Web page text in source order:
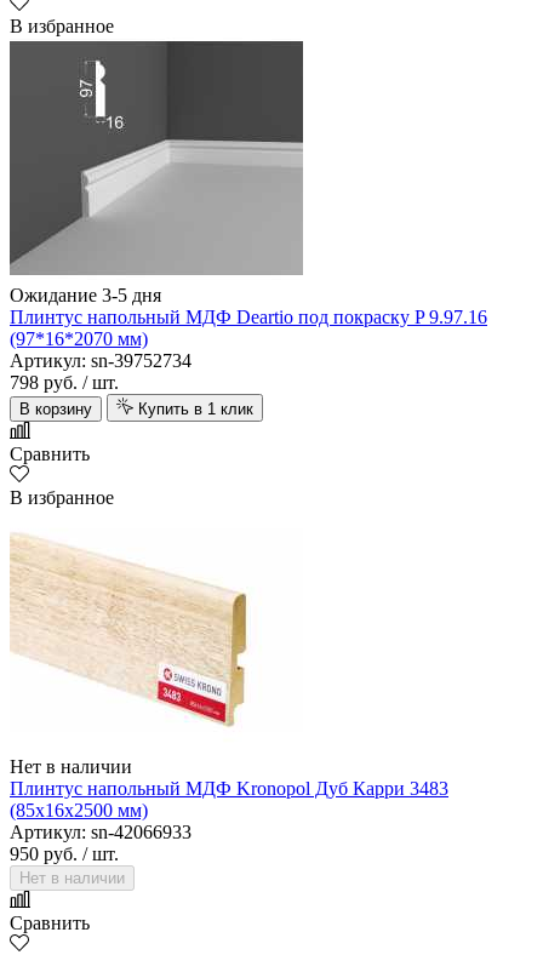
В избранное
Ожидание 3-5 дня
Плинтус напольный МДФ Deartio под покраску P 9.97.16
(97*16*2070 мм)
Артикул: sn-39752734
798 руб. / шт.
В корзину Купить в 1 клик
Сравнить
В избранное
Нет в наличии
Плинтус напольный МДФ Kronopol Дуб Карри 3483
(85х16х2500 мм)
Артикул: sn-42066933
950 руб. / шт.
Нет в наличии
Сравнить